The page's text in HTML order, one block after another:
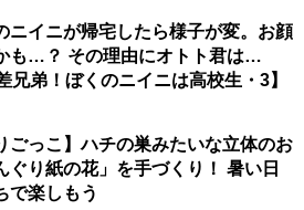
ニイニが帰宅したら様子が変。お顔
も…？ その理由にオトト君は…
兄弟！ぼくのニイニは高校生・3】
ごっこ】ハチの巣みたいな立体のお
ぐり紙の花」を手づくり！ 暑い日
で楽しもう